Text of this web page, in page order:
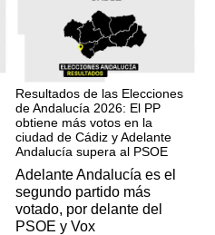
Resultados de las Elecciones
de Andalucía 2026: El PP
obtiene más votos en la
ciudad de Cádiz y Adelante
Andalucía supera al PSOE
Adelante Andalucía es el
segundo partido más
votado, por delante del
PSOE y Vox